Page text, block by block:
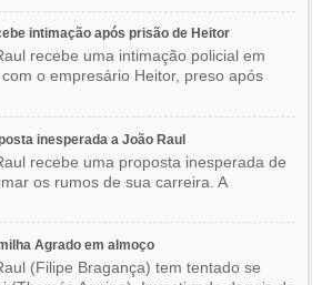
intimação após prisão de Heitor
recebe uma intimação policial em
o empresário Heitor, preso após
inesperada a João Raul
recebe uma proposta inesperada de
os rumos de sua carreira. A
Agrado em almoço
(Filipe Bragança) tem tentado se